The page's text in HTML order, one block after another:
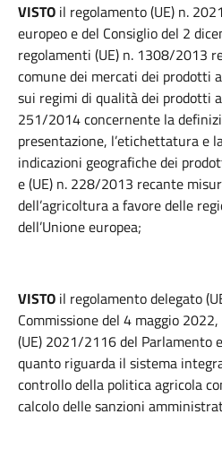
VISTO il regolamento (UE) n.
europeo e del Consiglio del 2
regolamenti (UE) n. 1308/2013
comune dei mercati dei prodotti
sui regimi di qualità dei prodotti
251/2014 concernente la
presentazione, l’etichettatura e
indicazioni geografiche dei
e (UE) n. 228/2013 recante
dell’agricoltura a favore delle
dell’Unione europea;
VISTO il regolamento delegato
Commissione del 4 maggio
(UE) 2021/2116 del Parlamento
quanto riguarda il sistema
controllo della politica agricola
calcolo delle sanzioni